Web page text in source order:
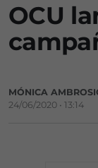
OCU
MÓNICA
24/06/2020 • 13:14